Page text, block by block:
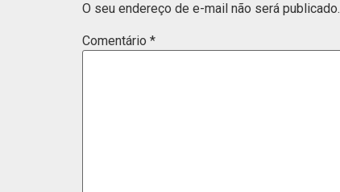
O seu endereço de e-mail não será publicado.
Comentário *